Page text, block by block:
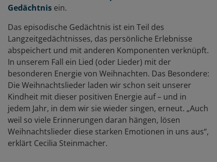
Gedächtnis ein.
Das episodische Gedächtnis ist ein Teil des
Langzeitgedächtnisses, das persönliche Erlebnisse
abspeichert und mit anderen Komponenten verknüpft.
In unserem Fall ein Lied (oder Lieder) mit der
besonderen Energie von Weihnachten. Das Besondere:
Die Weihnachtslieder laden wir schon seit unserer
Kindheit mit dieser positiven Energie auf – und in
jedem Jahr, in dem wir sie wieder singen, erneut. „Auch
weil so viele Erinnerungen daran hängen, lösen
Weihnachtslieder diese starken Emotionen in uns aus“,
erklärt Cecilia Steinmacher.